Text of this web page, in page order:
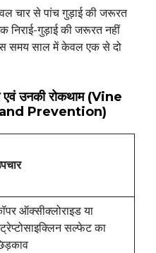
चार से पांच गुड़ाई की जरूरत
निराई-गुड़ाई की जरूरत नहीं
समय साल में केवल एक से दो
एवं उनकी रोकथाम (Vine
Prevention)
ऑक्सीक्लोराइड या
सल्फेट का